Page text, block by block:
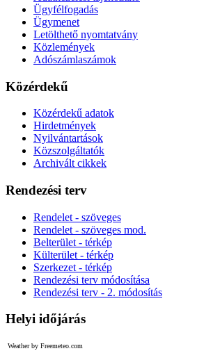
Ügyfélfogadás
Ügymenet
Letölthető nyomtatvány
Közlemények
Adószámlaszámok
Közérdekű
Közérdekű adatok
Hirdetmények
Nyilvántartások
Közszolgáltatók
Archivált cikkek
Rendezési terv
Rendelet - szöveges
Rendelet - szöveges mod.
Belterület - térkép
Külterület - térkép
Szerkezet - térkép
Rendezési terv módosítása
Rendezési terv - 2. módosítás
Helyi időjárás
Weather by Freemeteo.com